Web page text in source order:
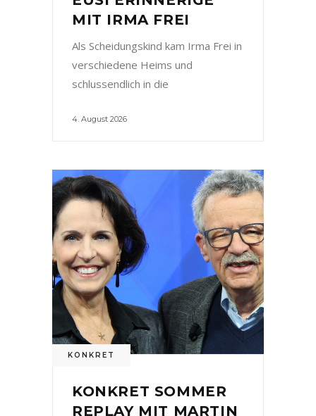
MIT IRMA FREI
Als Scheidungskind kam Irma Frei in
verschiedene Heims und
schlussendlich in die
4. August 2026
KONKRET
KONKRET SOMMER
REPLAY MIT MARTIN